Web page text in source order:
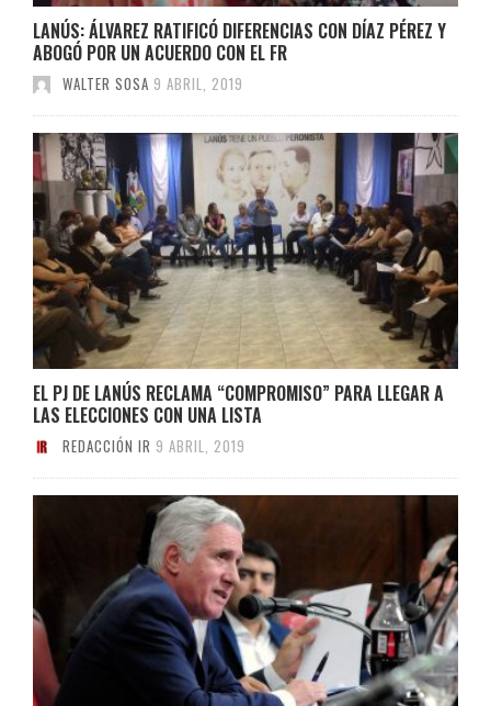
LANÚS: ÁLVAREZ RATIFICÓ DIFERENCIAS CON DÍAZ PÉREZ Y
ABOGÓ POR UN ACUERDO CON EL FR
WALTER SOSA 9 ABRIL, 2019
EL PJ DE LANÚS RECLAMA “COMPROMISO” PARA LLEGAR A
LAS ELECCIONES CON UNA LISTA
REDACCIÓN IR 9 ABRIL, 2019